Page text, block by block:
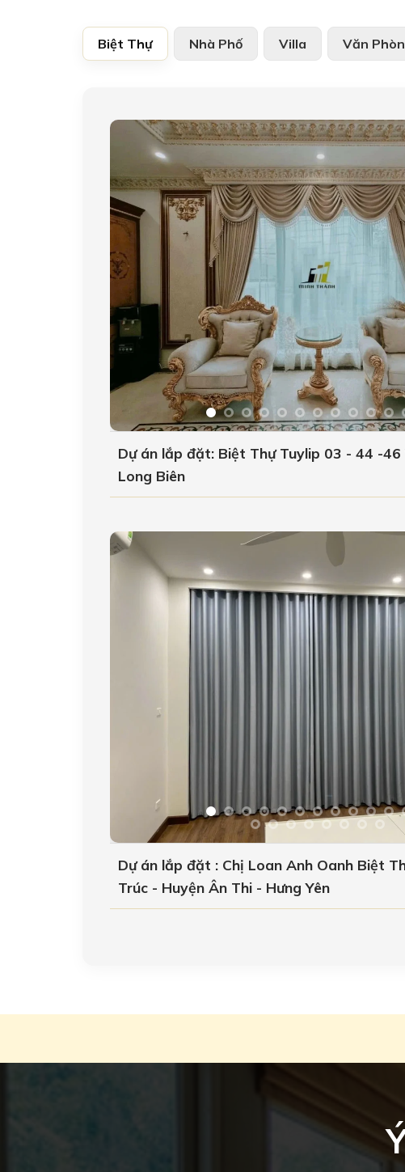
Biệt Thự Nhà Phố Villa Văn
Dự án lắp đặt: Biệt Thự Tuylip 03 - 44 -46
Long Biên
Dự án lắp đặt : Chị Loan Anh Oanh Biệt
Trúc - Huyện Ân Thi - Hưng Yên